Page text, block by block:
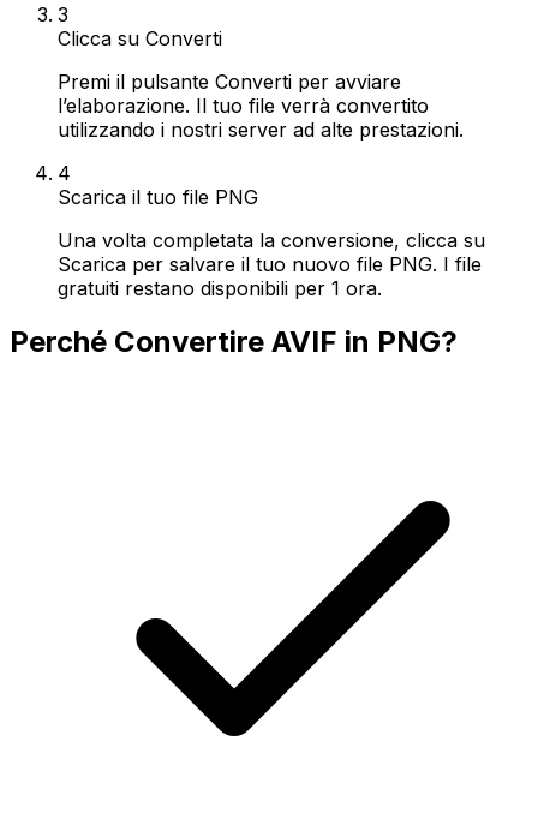
3
Clicca su Converti
Premi il pulsante Converti per avviare
l’elaborazione. Il tuo file verrà convertito
utilizzando i nostri server ad alte prestazioni.
4
Scarica il tuo file PNG
Una volta completata la conversione, clicca su
Scarica per salvare il tuo nuovo file PNG. I file
gratuiti restano disponibili per 1 ora.
Perché Convertire AVIF in PNG?